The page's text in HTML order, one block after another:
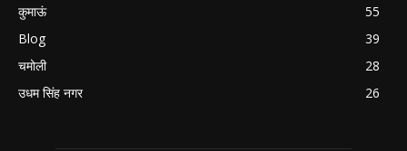
कुमाऊं
55
Blog
39
चमोली
28
उधम सिंह नगर
26